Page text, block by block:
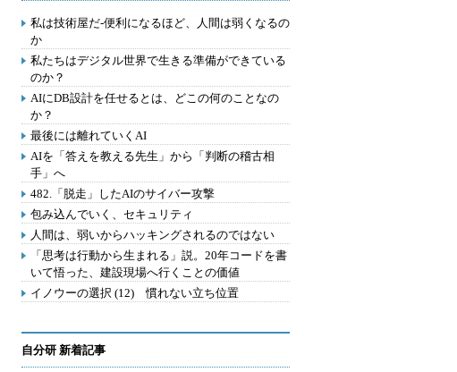
私は技術屋だ-便利になるほど、人間は弱くなるの
か
私たちはデジタル世界で生きる準備ができている
のか？
AIにDB設計を任せるとは、どこの何のことなの
か？
最後には離れていくAI
AIを「答えを教える先生」から「判断の稽古相
手」へ
482.「脱走」したAIのサイバー攻撃
包み込んでいく、セキュリティ
人間は、弱いからハッキングされるのではない
「思考は行動から生まれる」説。20年コードを書
いて悟った、建設現場へ行くことの価値
イノウーの選択 (12) 慣れない立ち位置
自分研 新着記事